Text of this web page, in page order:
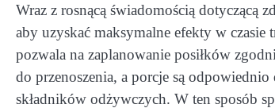
Wraz z rosnącą świadomością dotyczącą
aby uzyskać maksymalne efekty w
pozwala na zaplanowanie posiłków
do przenoszenia, a porcje są
składników odżywczych. W ten sposób